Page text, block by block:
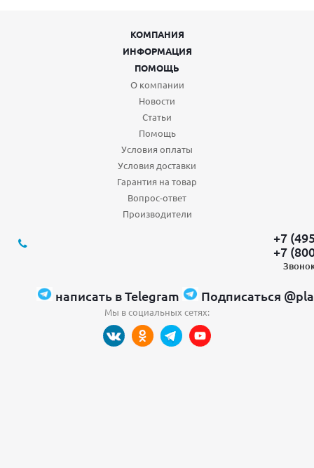
КОМПАНИЯ
ИНФОРМАЦИЯ
ПОМОЩЬ
О компании
Новости
Статьи
Помощь
Условия оплаты
Условия доставки
Гарантия на товар
Вопрос-ответ
Производители
+7
+7
написать в Telegram Подписаться
Мы в социальных сетях: